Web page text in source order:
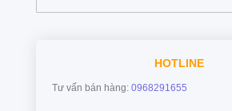
HOTLINE
Tư vấn bán hàng: 0968291655